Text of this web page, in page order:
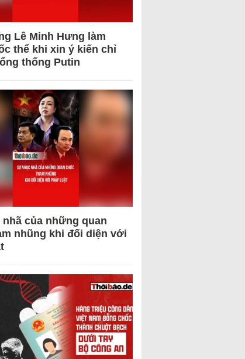
Lê Minh Hưng làm
thể khi xin ý kiến chỉ
thống Putin
của những quan
nhũng khi đối diện với